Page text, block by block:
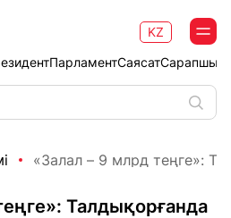
ПарламентСаясат
KZ
«Залал – 9 млрд теңге»:
Талдықорғанда